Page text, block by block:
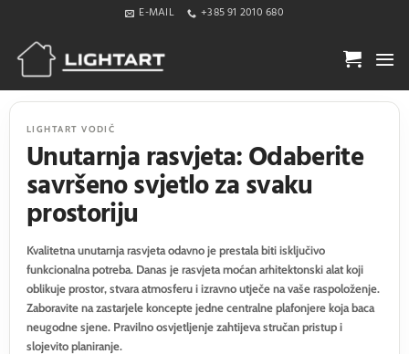
content
E-MAIL +385 91 2010 680
LIGHTART VODIČ
Unutarnja rasvjeta: Odaberite
savršeno svjetlo za svaku
prostoriju
Kvalitetna unutarnja rasvjeta odavno je prestala biti isključivo
funkcionalna potreba. Danas je rasvjeta moćan arhitektonski alat koji
oblikuje prostor, stvara atmosferu i izravno utječe na vaše raspoloženje.
Zaboravite na zastarjele koncepte jedne centralne plafonjere koja baca
neugodne sjene. Pravilno osvjetljenje zahtijeva stručan pristup i
slojevito planiranje.